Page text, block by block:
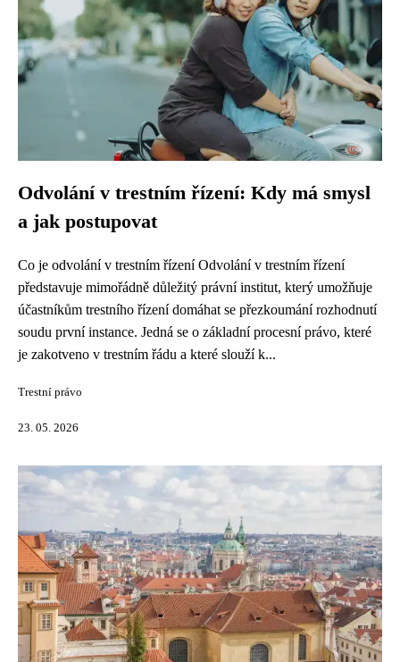
Odvolání v trestním řízení: Kdy má smysl
a jak postupovat
Co je odvolání v trestním řízení Odvolání v trestním řízení
představuje mimořádně důležitý právní institut, který umožňuje
účastníkům trestního řízení domáhat se přezkoumání rozhodnutí
soudu první instance. Jedná se o základní procesní právo, které
je zakotveno v trestním řádu a které slouží k...
Trestní právo
23. 05. 2026